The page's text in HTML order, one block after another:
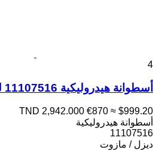
4
أسطوانة هيدروليكية 11107516 لـ الشاحنات Volvo FH, FM, FMX-4 series (2013-)
TND 2,942.000 €870 ≈ $999.20
أسطوانة هيدروليكية
11107516
ديزل / مازوت